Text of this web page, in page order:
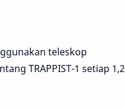
teleskop
TRAPPIST-1 setiap 1,2